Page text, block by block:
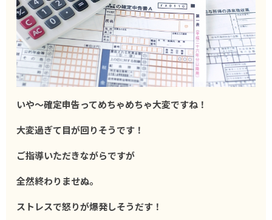
いや〜確定申告ってめちゃめちゃ大変ですね！
大変過ぎて目が回りそうです！
ご指導いただきながらですが
全然終わりませぬ。
ストレスで怒りが爆発しそうだす！